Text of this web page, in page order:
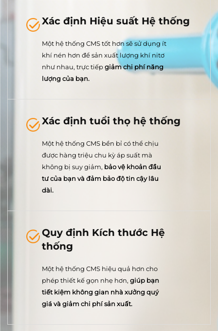
Xác định Hiệu suất Hệ thống
Một hệ thống CMS tốt hơn sẽ sử dụng ít
khí nén hơn để sản xuất lượng khí nitơ
như nhau, trực tiếpgiảm chi phí năng
lượng của bạn.
Xác định tuổi thọ hệ thống
Một hệ thống CMS bền bỉ có thể chịu
được hàng triệu chu kỳ áp suất mà
không bị suy giảm, bảo vệ khoản đầu
tư của bạn và đảm bảo độ tin cậy lâu
dài.
Quy định Kích thước Hệ
thống
Một hệ thống CMS hiệu quả hơn cho
phép thiết kế gọn nhẹ hơn, giúp bạn
tiết kiệm không gian nhà xưởng quý
giá và giảm chi phí sản xuất.